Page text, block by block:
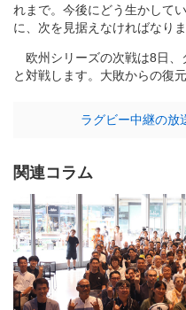
れまで。今後にどう生かして
に、次を見据えなければなりま
欧州シリーズの次戦は8日、
と対戦します。大敗からの復
ラグビー中継の放
関連コラム